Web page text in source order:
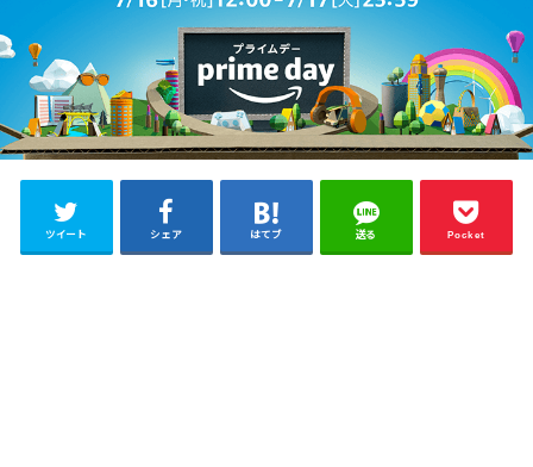
ツイート シェア はてブ 送る Pocket